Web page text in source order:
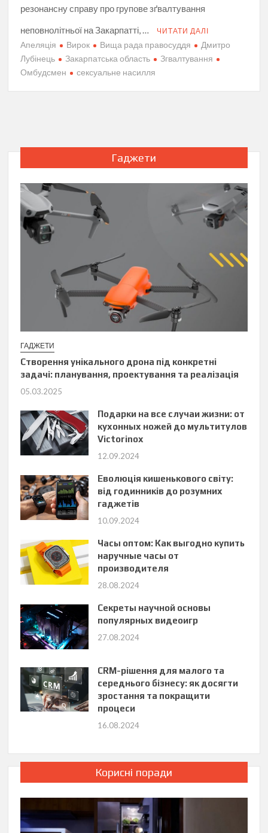
резонансну справу про групове зґвалтування
неповнолітньої на Закарпатті, …
ЧИТАТИ ДАЛІ
Апеляція Вирок Вища рада правосуддя
Дмитро
Лубінець
Закарпатська область
Згвалтування
Омбудсмен
сексуальне насилля
Гаджети
ГАДЖЕТИ
Створення унікального дрона під конкретні
задачі: планування, проектування та реалізація
05.03.2025
Подарки на все случаи жизни: от
кухонных ножей до мультитулов
Victorinox
12.09.2024
Еволюція кишенькового світу:
від годинників до розумних
гаджетів
10.09.2024
Часы оптом: Как выгодно купить
наручные часы от
производителя
28.08.2024
Секреты научной основы
популярных видеоигр
27.08.2024
CRM-рішення для малого та
середнього бізнесу: як досягти
зростання та покращити
процеси
16.08.2024
Корисні поради